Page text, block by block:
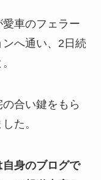
車のフェラー
へ通い、2日続
合い鍵をもら
た。
自身のブログで